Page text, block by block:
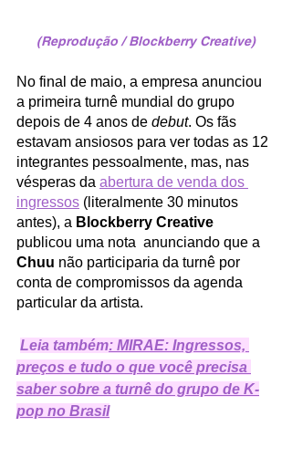
(Reprodução / Blockberry Creative)
No final de maio, a empresa anunciou
a primeira turnê mundial do grupo
depois de 4 anos de debut. Os fãs
estavam ansiosos para ver todas as 12
integrantes pessoalmente, mas, nas
vésperas da abertura de venda dos
ingressos (literalmente 30 minutos
antes), a Blockberry Creative
publicou uma nota  anunciando que a
Chuu não participaria da turnê por
conta de compromissos da agenda
particular da artista.
Leia também: MIRAE: Ingressos,
preços e tudo o que você precisa
saber sobre a turnê do grupo de K-
pop no Brasil